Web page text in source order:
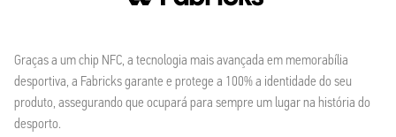
Graças a um chip NFC, a tecnologia mais avançada em memorabília
desportiva, a Fabricks garante e protege a 100% a identidade do seu
produto, assegurando que ocupará para sempre um lugar na história do
desporto.